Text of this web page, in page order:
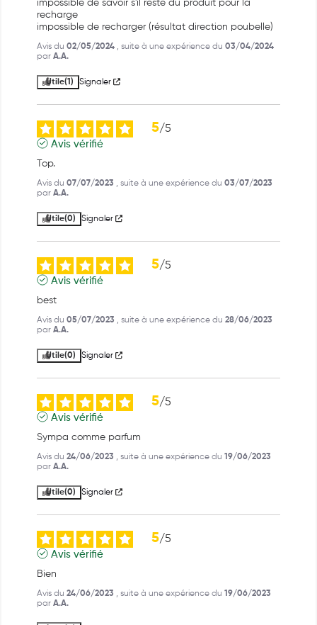
impossible de savoir s'il reste du produit pour la
recharge
impossible de recharger (résultat direction poubelle)
Avis du 02/05/2024 , suite à une expérience du 03/04/2024
par A.A.
Utile(1) Signaler
5/5
Avis vérifié
Top.
Avis du 07/07/2023 , suite à une expérience du 03/07/2023
par A.A.
Utile(0) Signaler
5/5
Avis vérifié
best
Avis du 05/07/2023 , suite à une expérience du 28/06/2023
par A.A.
Utile(0) Signaler
5/5
Avis vérifié
Sympa comme parfum
Avis du 24/06/2023 , suite à une expérience du 19/06/2023
par A.A.
Utile(0) Signaler
5/5
Avis vérifié
Bien
Avis du 24/06/2023 , suite à une expérience du 19/06/2023
par A.A.